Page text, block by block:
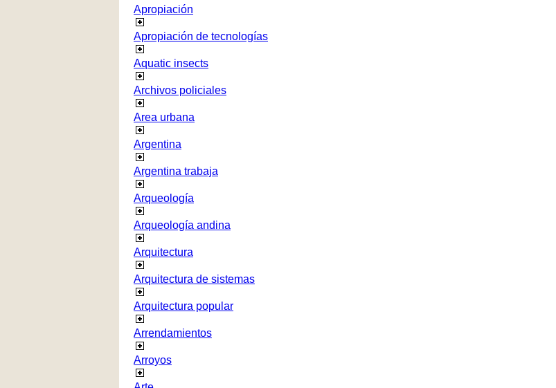
Apropiación
Apropiación de tecnologías
Aquatic insects
Archivos policiales
Area urbana
Argentina
Argentina trabaja
Arqueología
Arqueología andina
Arquitectura
Arquitectura de sistemas
Arquitectura popular
Arrendamientos
Arroyos